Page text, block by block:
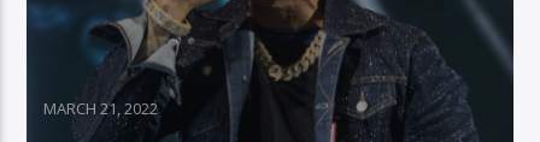
MARCH 21, 2022